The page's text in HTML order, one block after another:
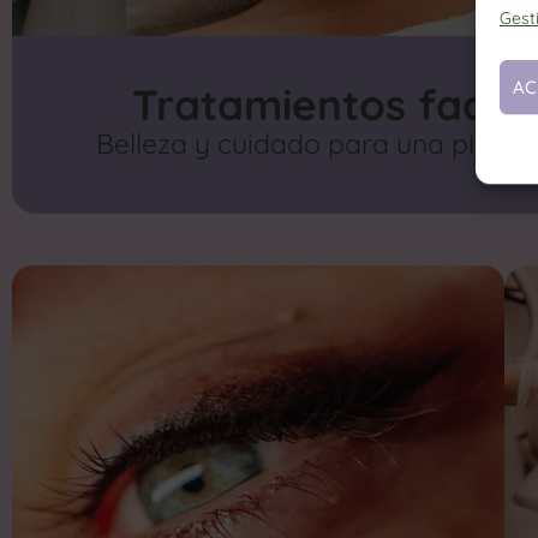
Tratamientos
Belleza y cuidado para una piel